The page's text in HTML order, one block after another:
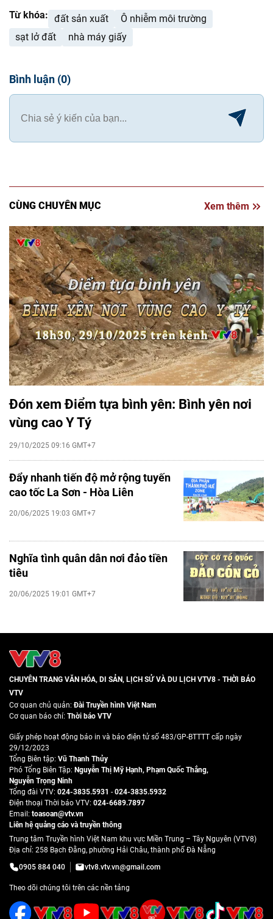
Từ khóa: đất sản xuất
Ô nhiễm môi trường
sạt lở đất
nhà máy giấy
Bình luận (0)
CÙNG CHUYÊN MỤC Xem thêm
Đón xem Điểm tựa bình yên: Bình yên nơi
vùng cao Y Tý
29/10/2025 09:16 GMT+7
Đẩy nhanh tiến độ mở rộng tuyến
cao tốc La Sơn - Hòa Liên
20/06/2025 19:03 GMT+7
Nghĩa tình quân dân nơi đảo tiền
tiêu
20/06/2025 19:01 GMT+7
CHUYÊN TRANG VĂN HÓA, DI SẢN, LỊCH SỬ VÀ DU LỊCH VTV8 - THỜI BÁO
VTV
Cơ quan chủ quản:Đài Truyền hình Việt Nam
Cơ quan báo chí: Thời báo VTV
Giấy phép hoạt động báo in và báo điện tử số 483/GP-BTTTT cấp ngày
29/12/2023
Tổng Biên tập: Vũ Thanh Thủy
Phó Tổng Biên Tập: Nguyễn Thị Mỹ Hạnh, Phạm Quốc Thắng,
Nguyễn Trọng Ninh
Tổng đài VTV: 024-3835.5931 - 024-3835.5932
Ðiện thoại Thời báo VTV: 024-6689.7897
Email: toasoan@vtv.vn
Liên hệ quảng cáo và truyền thông
Trung tâm Truyền hình Việt Nam khu vực Miền Trung – Tây Nguyên (VTV8)
Địa chỉ: 258 Bạch Đằng, phường Hải Châu, thành phố Đà Nẵng
0905 884 040
vtv8.vtv.vn@gmail.com
Theo dõi chúng tôi trên các nền tảng